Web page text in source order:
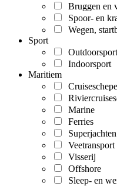
Bruggen en
Spoor- en
Wegen,
Sport
Outdoorsport
Indoorsport
Maritiem
Marine
Ferries
Superjachten
Veetransport
Visserij
Offshore
Sleep- en